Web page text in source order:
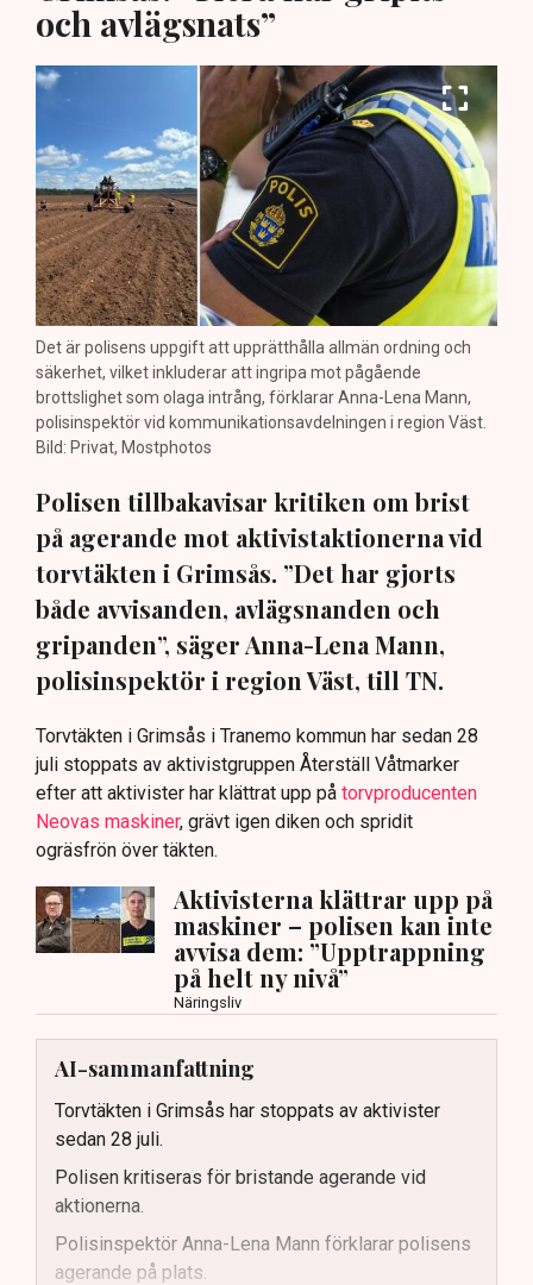
och avlägsnats”
Det är polisens uppgift att upprätthålla allmän ordning och
säkerhet, vilket inkluderar att ingripa mot pågående
brottslighet som olaga intrång, förklarar Anna-Lena Mann,
polisinspektör vid kommunikationsavdelningen i region Väst.
Bild: Privat, Mostphotos
Polisen tillbakavisar kritiken om brist
på agerande mot aktivistaktionerna vid
torvtäkten i Grimsås. ”Det har gjorts
både avvisanden, avlägsnanden och
gripanden”, säger Anna-Lena Mann,
polisinspektör i region Väst, till TN.
Torvtäkten i Grimsås i Tranemo kommun har sedan 28
juli stoppats av aktivistgruppen Återställ Våtmarker
efter att aktivister har klättrat upp på torvproducenten
Neovas maskiner, grävt igen diken och spridit
ogräsfrön över täkten.
Aktivisterna klättrar upp på
maskiner – polisen kan inte
avvisa dem: ”Upptrappning
på helt ny nivå”
Näringsliv
AI-sammanfattning
Torvtäkten i Grimsås har stoppats av aktivister
sedan 28 juli.
Polisen kritiseras för bristande agerande vid
aktionerna.
Polisinspektör Anna-Lena Mann förklarar polisens
agerande på plats.